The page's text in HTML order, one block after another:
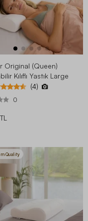
Original (Queen)
Kılıflı Yastık Large
(4)
0
Quality